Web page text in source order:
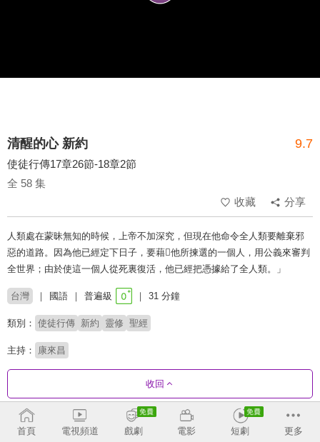
清醒的心 新約 9.7
使徒行傳17章26節-18章2節
全 58 集
收藏
分享
人類處在蒙昧無知的時候，上帝不加深究，但現在他命令全人類要離棄邪
惡的道路。因為他已經定下日子，要藉他所揀選的一個人，用公義來審判
全世界；由於使這一個人從死裏復活，他已經把憑據給了全人類。」
台灣 國語 普遍級 31 分鐘
類別： 使徒行傳 新約 靈修 聖經
主持： 康來昌
收回
劇集列表 反序
首頁 電視頻道 戲劇 電影 短劇 更多